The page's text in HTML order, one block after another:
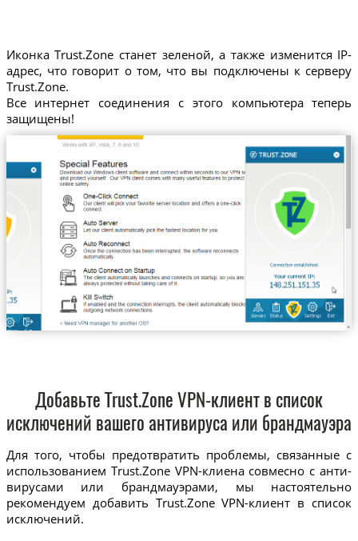
Иконка Trust.Zone станет зеленой, а также изменится IP-
адрес, что говорит о том, что вы подключены к серверу
Trust.Zone.
Все интернет соединения с этого компьютера теперь
защищены!
Добавьте Trust.Zone VPN-клиент в список
исключений вашего антивируса или брандмауэра
Для того, чтобы предотвратить проблемы, связанные с
использованием Trust.Zone VPN-клиена совмесно с анти-
вирусами или брандмауэрами, мы настоятельно
рекомендуем добавить Trust.Zone VPN-клиент в список
исключений.